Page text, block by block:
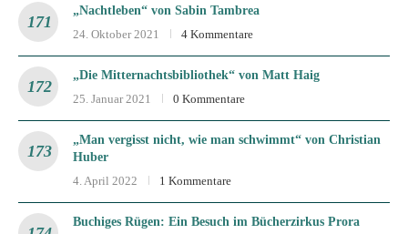
„Nachtleben“ von Sabin Tambrea
24. Oktober 2021
4 Kommentare
„Die Mitternachtsbibliothek“ von Matt Haig
25. Januar 2021
0 Kommentare
„Man vergisst nicht, wie man schwimmt“ von Christian
Huber
4. April 2022
1 Kommentare
Buchiges Rügen: Ein Besuch im Bücherzirkus Prora